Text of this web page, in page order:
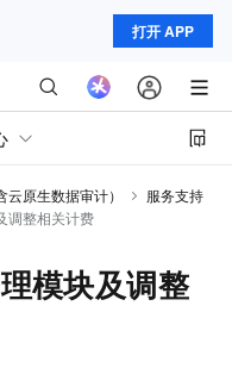
打开 APP
原生数据审计）
服务支持
调整相关计费
模块及调整